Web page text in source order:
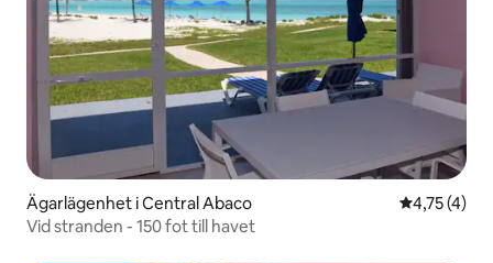
Ägarlägenhet i Central Abaco 4,75 av 5 i
4,75 (4)
Vid stranden - 150 fot till havet